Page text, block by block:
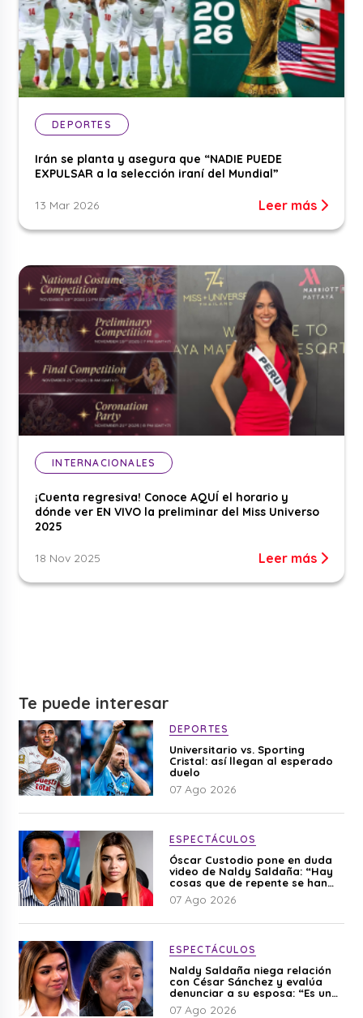
DEPORTES
Irán se planta y asegura que “NADIE PUEDE
EXPULSAR a la selección iraní del Mundial”
13 Mar 2026 Leer más
INTERNACIONALES
¡Cuenta regresiva! Conoce AQUÍ el horario y
dónde ver EN VIVO la preliminar del Miss Universo
2025
18 Nov 2025 Leer más
Te puede interesar
DEPORTES
Universitario vs. Sporting
Cristal: así llegan al esperado
duelo
07 Ago 2026
ESPECTÁCULOS
Óscar Custodio pone en duda
video de Naldy Saldaña: “Hay
cosas que de repente se han
editado”
07 Ago 2026
ESPECTÁCULOS
Naldy Saldaña niega relación
con César Sánchez y evalúa
denunciar a su esposa: “Es una
difamación”
07 Ago 2026